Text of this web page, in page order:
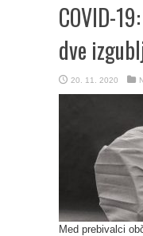
COVID-
dve
20. 11. 2020
Med prebivalci